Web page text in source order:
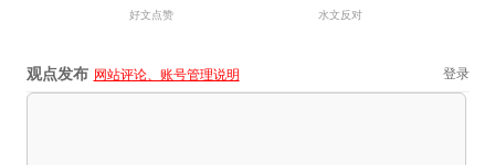
好文点赞 水文反对
观点发布 网站评论、账号管理说明 登录